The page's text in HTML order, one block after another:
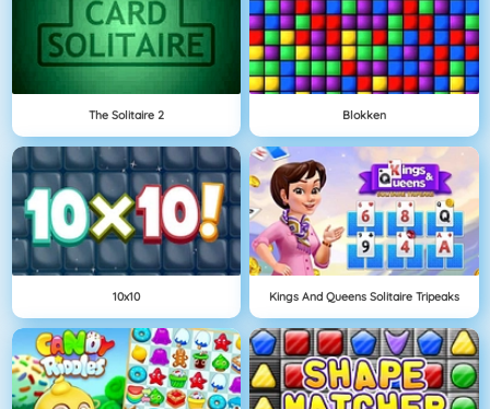
The Solitaire 2 Blokken
10x10 Kings And Queens Solitaire Tripeaks